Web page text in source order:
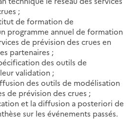
;
de formation de
programme annuel de formation
de prévision des crues en
partenaires ;
des outils de
validation ;
des outils de modélisation
de prévision des crues ;
et la diffusion a posteriori de
sur les événements passés.